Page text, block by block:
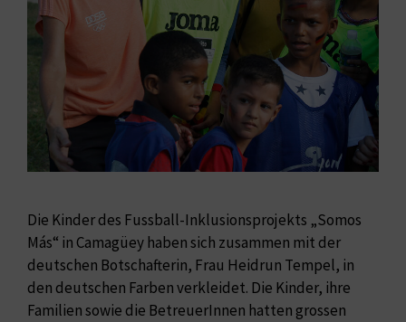
Die Kinder des Fussball-Inklusionsprojekts „Somos
Más“ in Camagüey haben sich zusammen mit der
deutschen Botschafterin, Frau Heidrun Tempel, in
den deutschen Farben verkleidet. Die Kinder, ihre
Familien sowie die BetreuerInnen hatten grossen